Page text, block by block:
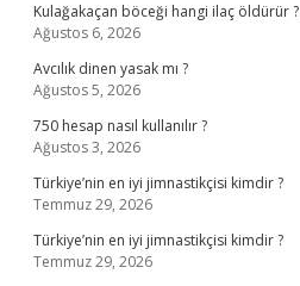
Kulağakaçan böceği hangi ilaç öldürür ?
Ağustos 6, 2026
Avcılık dinen yasak mı ?
Ağustos 5, 2026
750 hesap nasıl kullanılır ?
Ağustos 3, 2026
Türkiye’nin en iyi jimnastikçisi kimdir ?
Temmuz 29, 2026
Türkiye’nin en iyi jimnastikçisi kimdir ?
Temmuz 29, 2026